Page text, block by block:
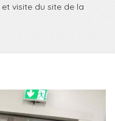
visite du site de la